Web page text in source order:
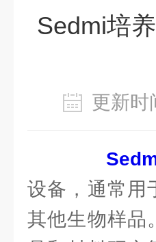
Sedmi培
更新
设备，通常用
其他生物样品